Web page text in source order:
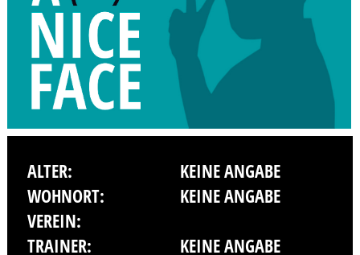
ALTER:
KEINE ANGABE
WOHNORT:
KEINE ANGABE
VEREIN:
TRAINER:
KEINE ANGABE